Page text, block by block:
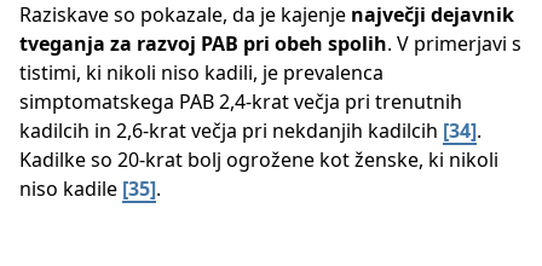
Raziskave so pokazale, da je kajenje največji dejavnik
tveganja za razvoj PAB pri obeh spolih. V primerjavi s
tistimi, ki nikoli niso kadili, je prevalenca
simptomatskega PAB 2,4-krat večja pri trenutnih
kadilcih in 2,6-krat večja pri nekdanjih kadilcih ​​ [34]​.
Kadilke so 20-krat bolj ogrožene kot ženske, ki nikoli
niso kadile ​​ [35].